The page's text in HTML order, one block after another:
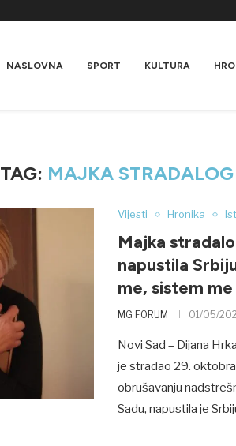
NASLOVNA SPORT KULTURA
TAG: MAJKA STRADALOG
Vijesti Hronika
Majka
napustila
me, sistem me
MG FORUM 01/05/
Novi Sad – Dijana
je stradao 29.
obrušavanju
Sadu, napustila je